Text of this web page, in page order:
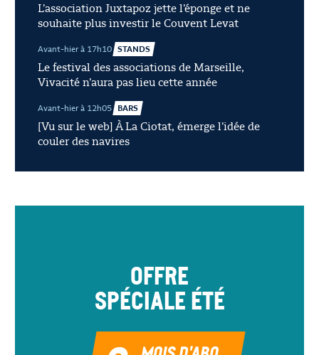
L’association Juxtapoz jette l’éponge et ne
souhaite plus investir le Couvent Levat
Avant-hier à 17h10 STANDS
Le festival des associations de Marseille,
Vivacité n’aura pas lieu cette année
Avant-hier à 12h05 BARS
[Vu sur le web] À La Ciotat, émerge l’idée de
couler des navires
OFFRE
Spéciale été